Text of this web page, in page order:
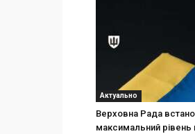
Актуально
Верховна Рада
максимальний рівень